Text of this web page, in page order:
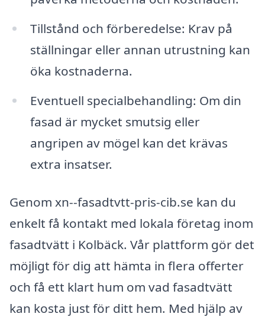
Tillstånd och förberedelse: Krav på
ställningar eller annan utrustning kan
öka kostnaderna.
Eventuell specialbehandling: Om din
fasad är mycket smutsig eller
angripen av mögel kan det krävas
extra insatser.
Genom xn--fasadtvtt-pris-cib.se kan du
enkelt få kontakt med lokala företag inom
fasadtvätt i Kolbäck. Vår plattform gör det
möjligt för dig att hämta in flera offerter
och få ett klart hum om vad fasadtvätt
kan kosta just för ditt hem. Med hjälp av